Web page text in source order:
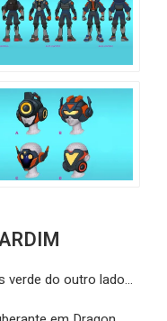
verde do outro lado…